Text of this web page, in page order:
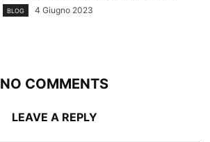
BLOG 4 Giugno 2023
NO COMMENTS
LEAVE A REPLY